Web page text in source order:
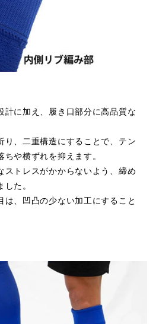
計に加え、履き口部分に高品質な
り、二重構造にすることで、テン
や横ずれを抑えます。
ストレスがかからないよう、締め
た。
は、凹凸の少ない加工にすること